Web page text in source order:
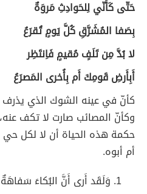
حَتّى كَأَنّي لِلحَوادِثِ مَروَةٌ
بِصَفا المُشَرَّقِ كُلَّ يَومٍ تُقرَعُ
لا بُدَّ مِن تَلَفٍ مُقيمٍ فَاِنتَظِر
أَبِأَرضِ قَومِكَ أَم بِأُخرى المَصرَعُ
كأنّ في عينه الشوك الذي يذرف
وكأنّ المصائب صارت لا تكف عنه،
حكمة هذه الحياة أن لا لكل
أم أبوه.
وَلَقَد أَرى أَنَّ البُكاءَ سَفاهَةٌ